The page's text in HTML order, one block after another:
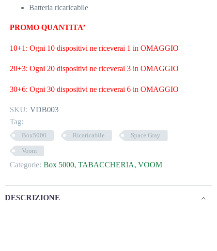
Batteria ricaricabile
PROMO QUANTITA’
10+1: Ogni 10 dispositivi ne riceverai 1 in OMAGGIO
20+3: Ogni 20 dispositivi ne riceverai 3 in OMAGGIO
30+6: Ogni 30 dispositivi ne riceverai 6 in OMAGGIO
SKU: VDB003
Tag:
Box5000 Ricaricabile Space Gray
Voom
Categorie: Box 5000, TABACCHERIA, VOOM
DESCRIZIONE